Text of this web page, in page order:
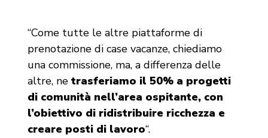
“Come tutte le altre piattaforme di
prenotazione di case vacanze, chiediamo
una commissione, ma, a differenza delle
altre, ne trasferiamo il 50% a progetti
di comunità nell’area ospitante, con
l’obiettivo di ridistribuire ricchezza e
creare posti di lavoro“.